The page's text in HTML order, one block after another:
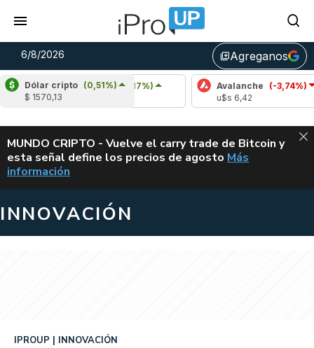
6/8/2026 library_addAgreganos
Dólar cripto (0,51%)
$ 1570,13
Cardano
(4,17%)
u$s 0,20
Avalanche (-3,74%)
ALERTA
MUNDO CRIPTO - Vuelve el carry trade de Bitcoin y
esta señal define los precios de agosto VUELVE EL
Más
información
INNOVACIÓN
IPROUP INNOVACIÓN